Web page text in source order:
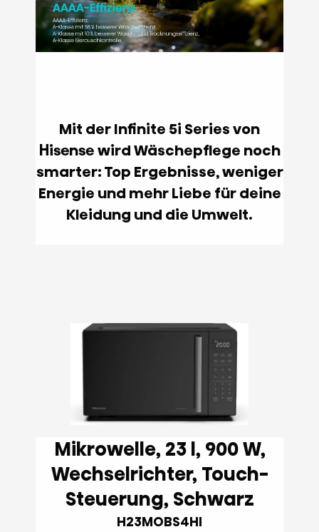
Mit der Infinite 5i Series von
Hisense wird Wäschepflege noch
smarter: Top Ergebnisse, weniger
Energie und mehr Liebe für deine
Kleidung und die Umwelt.
Mikrowelle, 23 l, 900 W,
Wechselrichter, Touch-
Steuerung, Schwarz
H23MOBS4HI